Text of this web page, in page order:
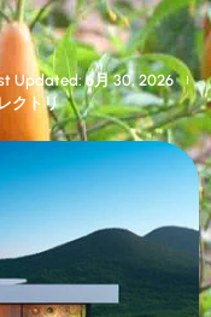
Updated: 6月 30, 2026
クトリ